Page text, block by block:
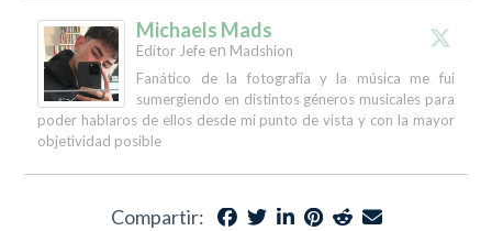
Michaels Mads
Editor Jefe en Madshion
Fanático de la fotografía y la música me fui
sumergiendo en distintos géneros musicales para
poder hablaros de ellos desde mi punto de vista y con la mayor
objetividad posible
Compartir: